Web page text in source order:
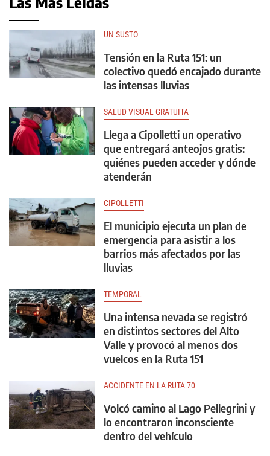
UN SUSTO
Tensión en la Ruta 151: un
colectivo quedó encajado durante
las intensas lluvias
SALUD VISUAL GRATUITA
Llega a Cipolletti un operativo
que entregará anteojos gratis:
quiénes pueden acceder y dónde
atenderán
CIPOLLETTI
El municipio ejecuta un plan de
emergencia para asistir a los
barrios más afectados por las
lluvias
TEMPORAL
Una intensa nevada se registró
en distintos sectores del Alto
Valle y provocó al menos dos
vuelcos en la Ruta 151
ACCIDENTE EN LA RUTA 70
Volcó camino al Lago Pellegrini y
lo encontraron inconsciente
dentro del vehículo